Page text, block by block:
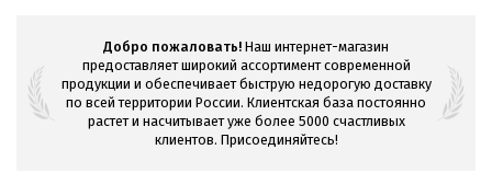
Добро пожаловать! Наш интернет-магазин
предоставляет широкий ассортимент современной
продукции и обеспечивает быструю недорогую доставку
по всей территории России. Клиентская база постоянно
растет и насчитывает уже более 5000 счастливых
клиентов. Присоединяйтесь!